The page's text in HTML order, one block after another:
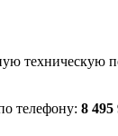
техническую
телефону: 8 495